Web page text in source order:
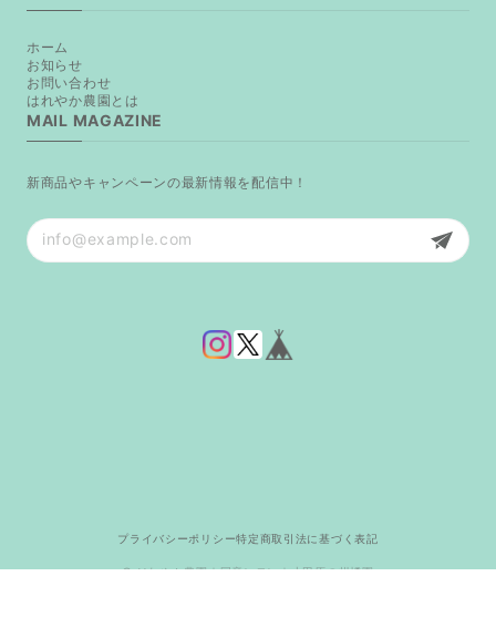
ホーム
お知らせ
お問い合わせ
はれやか農園とは
MAIL MAGAZINE
新商品やキャンペーンの最新情報を配信中！
プライバシーポリシー特定商取引法に基づく表記
© はれやか農園｜国産レモン｜小田原の柑橘園